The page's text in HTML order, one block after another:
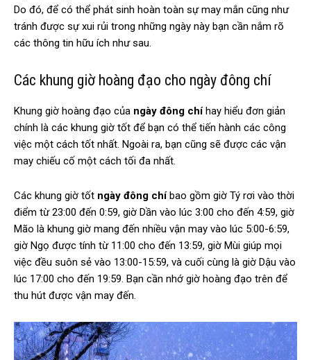
Do đó, để có thể phát sinh hoàn toàn sự may mắn cũng như
tránh được sự xui rủi trong những ngày này bạn cần nắm rõ
các thông tin hữu ích như sau.
Các khung giờ hoàng đạo cho ngày đông chí
Khung giờ hoàng đạo của ngày đông chíhay hiểu đơn giản
chính là các khung giờ tốt để bạn có thể tiến hành các công
việc một cách tốt nhất. Ngoài ra, bạn cũng sẽ được các vận
may chiếu cố một cách tối đa nhất.
Các khung giờ tốt ngày đông chíbao gồm giờ Tý rơi vào thời
điểm từ 23:00 đến 0:59, giờ Dần vào lúc 3:00 cho đến 4:59, giờ
Mão là khung giờ mang đến nhiều vận may vào lúc 5:00-6:59,
giờ Ngọ được tính từ 11:00 cho đến 13:59, giờ Mùi giúp mọi
việc đều suôn sẻ vào 13:00-15:59, và cuối cùng là giờ Dậu vào
lúc 17:00 cho đến 19:59. Bạn cần nhớ giờ hoàng đạo trên để
thu hút được vận may đến.